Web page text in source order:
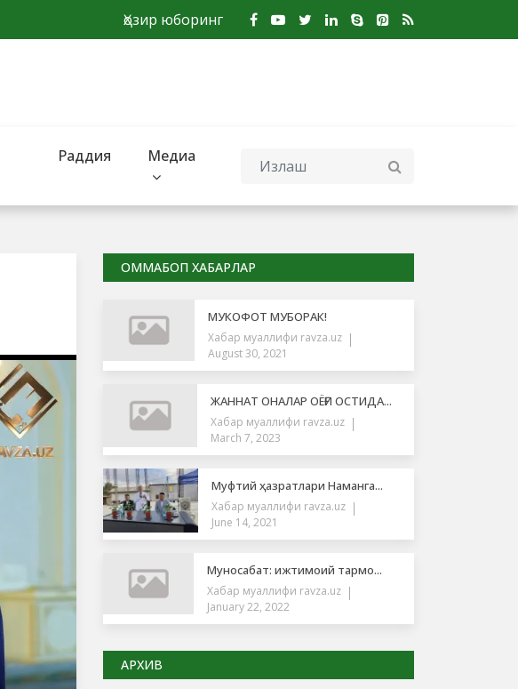
Ҳозир юборинг
Раддия Медиа
ОММАБОП ХАБАРЛАР
МУКОФОТ МУБОРАК!
Хабар муаллифи ravza.uz
August 30, 2021
ЖАННАТ ОНАЛАР ОЁҒИ ОСТИДА...
Хабар муаллифи ravza.uz
March 7, 2023
Муфтий ҳазратлари Наманга...
Хабар муаллифи ravza.uz
June 14, 2021
Муносабат: ижтимоий тармо...
Хабар муаллифи ravza.uz
January 22, 2022
АРХИВ